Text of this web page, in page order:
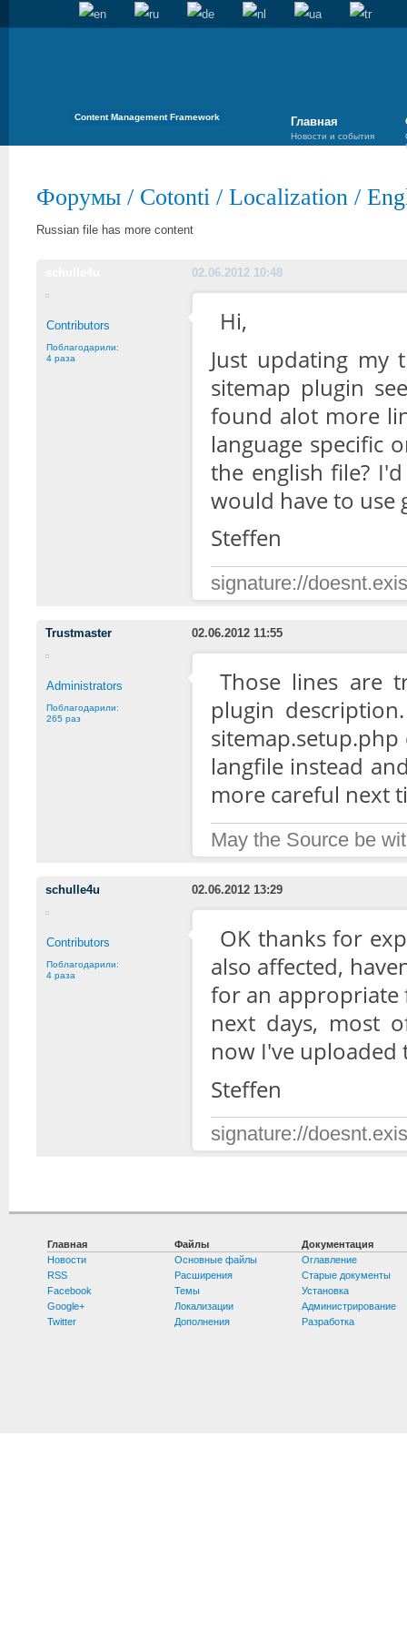
Content Management Framework Главная
Новости и события
Форумы / Cotonti / Localization /
Russian file has more content
02.06.2012 10:48
Contributors
Поблагодарили:
4 раза
Hi,
Just updating my
sitemap plugin
found alot more
language specific
the english file?
would have to use
Steffen
signature://
Trustmaster 02.06.2012 11:55
Administrators
Поблагодарили:
265 раз
Those lines are
plugin
langfile instead
more careful next
May the Source be
schulle4u 02.06.2012 13:29
Contributors
Поблагодарили:
4 раза
OK thanks for
also affected,
for an appropriate
next days, most
now I've uploaded
Steffen
signature://
Главная
Новости
RSS
Facebook
Google+
Twitter
Файлы
Основные файлы
Расширения
Темы
Локализации
Дополнения
Документация
Оглавление
Старые документы
Установка
Администрирование
Разработка